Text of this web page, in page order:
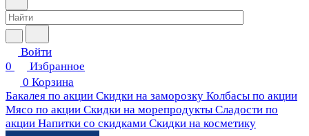
Войти
0
Избранное
0 Корзина
Бакалея по акции Скидки на заморозку Колбасы по акции
Мясо по акции Скидки на морепродукты Сладости по
акции Напитки со скидками Скидки на косметику